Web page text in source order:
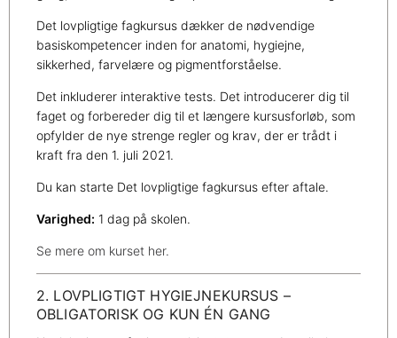
Det lovpligtige fagkursus dækker de nødvendige
basiskompetencer inden for anatomi, hygiejne,
sikkerhed, farvelære og pigmentforståelse.
Det inkluderer interaktive tests. Det introducerer dig til
faget og forbereder dig til et længere kursusforløb, som
opfylder de nye strenge regler og krav, der er trådt i
kraft fra den 1. juli 2021.
Du kan starte Det lovpligtige fagkursus efter aftale.
Varighed: 1 dag på skolen.
Se mere om kurset her.
2. LOVPLIGTIGT HYGIEJNEKURSUS –
OBLIGATORISK OG KUN ÉN GANG